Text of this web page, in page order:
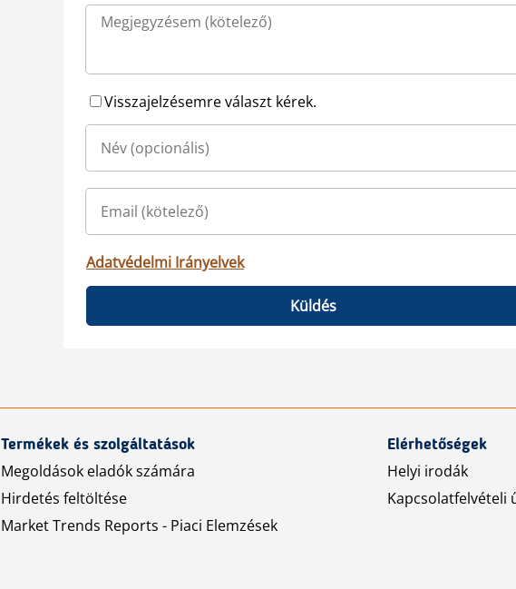
Visszajelzésemre választ kérek.
Adatvédelmi Irányelvek
Küldés
Termékek és szolgáltatások
Megoldások eladók számára
Hirdetés feltöltése
Market Trends Reports - Piaci Elemzések
Elérhetőségek
Helyi irodák
Kapcsolatfelvételi